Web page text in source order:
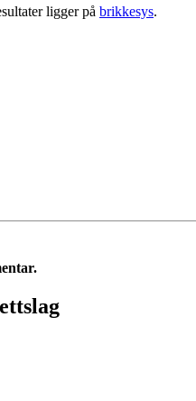
ligger på brikkesys.